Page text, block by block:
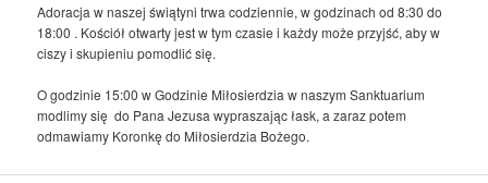
Adoracja w naszej świątyni trwa codziennie, w godzinach od 8:30 do
18:00 . Kościół otwarty jest w tym czasie i każdy może przyjść, aby w
ciszy i skupieniu pomodlić się.
O godzinie 15:00 w Godzinie Miłosierdzia w naszym Sanktuarium
modlimy się do Pana Jezusa wypraszając łask, a zaraz potem
odmawiamy Koronkę do Miłosierdzia Bożego.